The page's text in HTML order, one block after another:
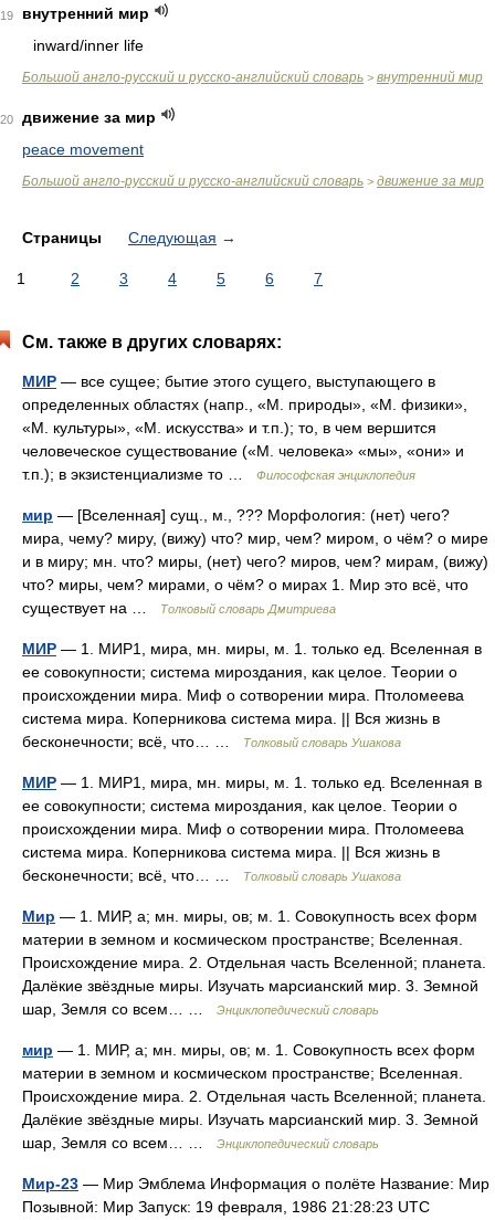
19
внутренний мир
inward/inner life
Большой англо-русский и русско-английский словарь > внутренний мир
20
движение за мир
peace movement
Большой англо-русский и русско-английский словарь > движение за мир
Страницы Следующая →
1 2 3 4 5 6 7
См. также в других словарях:
МИР — все сущее; бытие этого сущего, выступающего в
определенных областях (напр., «М. природы», «М. физики»,
«М. культуры», «М. искусства» и т.п.); то, в чем вершится
человеческое существование («М. человека» «мы», «они» и
т.п.); в экзистенциализме то …
Философская энциклопедия
мир — [Вселенная] сущ., м., ??? Морфология: (нет) чего?
мира, чему? миру, (вижу) что? мир, чем? миром, о чём? о мире
и в миру; мн. что? миры, (нет) чего? миров, чем? мирам, (вижу)
что? миры, чем? мирами, о чём? о мирах 1. Мир это всё, что
существует на …
Толковый словарь Дмитриева
МИР — 1. МИР1, мира, мн. миры, м. 1. только ед. Вселенная в
ее совокупности; система мироздания, как целое. Теории о
происхождении мира. Миф о сотворении мира. Птоломеева
система мира. Коперникова система мира. || Вся жизнь в
бесконечности; всё, что… …
Толковый словарь Ушакова
МИР — 1. МИР1, мира, мн. миры, м. 1. только ед. Вселенная в
ее совокупности; система мироздания, как целое. Теории о
происхождении мира. Миф о сотворении мира. Птоломеева
система мира. Коперникова система мира. || Вся жизнь в
бесконечности; всё, что… …
Толковый словарь Ушакова
Мир — 1. МИР, а; мн. миры, ов; м. 1. Совокупность всех форм
материи в земном и космическом пространстве; Вселенная.
Происхождение мира. 2. Отдельная часть Вселенной; планета.
Далёкие звёздные миры. Изучать марсианский мир. 3. Земной
шар, Земля со всем… …
Энциклопедический словарь
мир — 1. МИР, а; мн. миры, ов; м. 1. Совокупность всех форм
материи в земном и космическом пространстве; Вселенная.
Происхождение мира. 2. Отдельная часть Вселенной; планета.
Далёкие звёздные миры. Изучать марсианский мир. 3. Земной
шар, Земля со всем… …
Энциклопедический словарь
Мир-23 — Мир Эмблема Информация о полёте Название: Мир
Позывной: Мир Запуск: 19 февраля, 1986 21:28:23 UTC